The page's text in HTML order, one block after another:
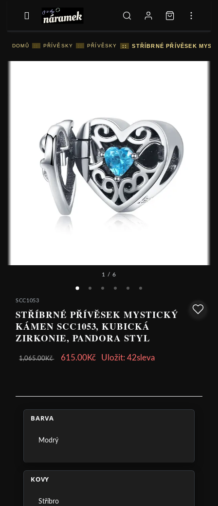
DOMŮ :: PŘÍVĚSKY :: PŘÍVĚSKY :: STŘÍBRNÉ PŘÍVĚSEK
1 / 6
SCC1053
STŘÍBRNÉ PŘÍVĚSEK MYSTICKÝ
KÁMEN SCC1053, KUBICKÁ
ZIRKONIE, PANDORA STYL
1,065.00Kč 615.00Kč Uložit: 42sleva
BARVA
Modrý
KOVY
Stříbro